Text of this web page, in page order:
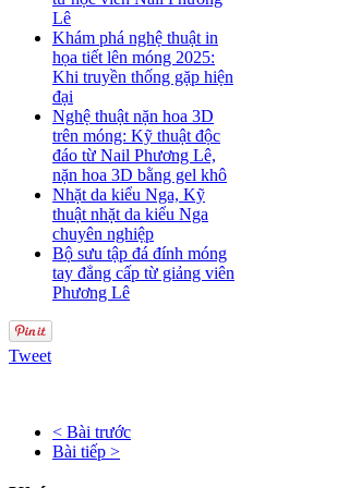
Lê
Khám phá nghệ thuật in
họa tiết lên móng 2025:
Khi truyền thống gặp hiện
đại
Nghệ thuật nặn hoa 3D
trên móng: Kỹ thuật độc
đáo từ Nail Phương Lê,
nặn hoa 3D bằng gel khô
Nhặt da kiểu Nga, Kỹ
thuật nhặt da kiểu Nga
chuyên nghiệp
Bộ sưu tập đá đính móng
tay đẳng cấp từ giảng viên
Phương Lê
Tweet
< Bài trước
Bài tiếp >